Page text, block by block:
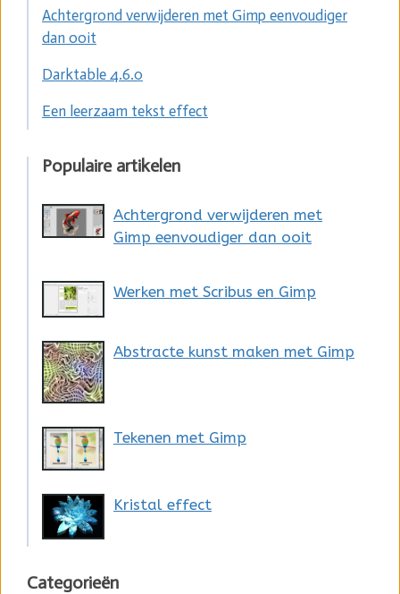
Achtergrond verwijderen met Gimp eenvoudiger
dan ooit
Darktable 4.6.0
Een leerzaam tekst effect
Populaire artikelen
Achtergrond verwijderen met
Gimp eenvoudiger dan ooit
Werken met Scribus en Gimp
Abstracte kunst maken met Gimp
Tekenen met Gimp
Kristal effect
Categorieën